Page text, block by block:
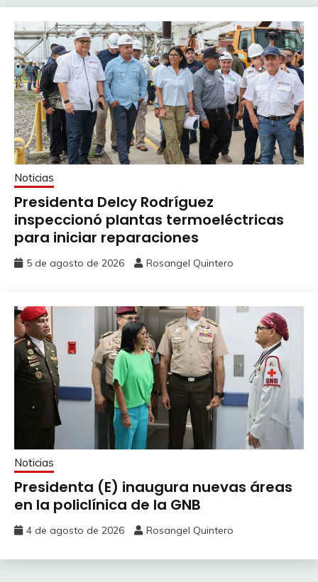
Noticias
Presidenta Delcy Rodríguez
inspeccionó plantas termoeléctricas
para iniciar reparaciones
5 de agosto de 2026 Rosangel Quintero
Noticias
Presidenta (E) inaugura nuevas áreas
en la policlínica de la GNB
4 de agosto de 2026 Rosangel Quintero